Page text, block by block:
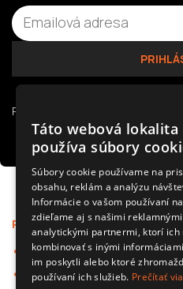
Prečítajte si naše zásady ochrany
Ponuka
Autokamery
Príslušenstvo pre
Táto webová lokalita
používa súbory
Súbory cookie používame na
obsahu, reklám a analýzu
Informácie o vašom používaní
zdieľame aj s našimi
analytickými partnermi, ktorí ich
kombinovať s inými
im poskytli alebo ktoré
používaní ich služieb. Prečítať